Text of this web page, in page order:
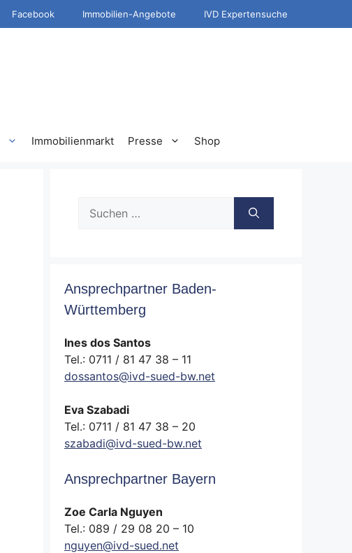
Facebook Immobilien-Angebote IVD Expertensuche
Immobilienmarkt Presse Shop
nach:
Ansprechpartner Baden-
Württemberg
Ines dos Santos
Tel.: 0711 / 81 47 38 – 11
dossantos@ivd-sued-bw.net
Eva Szabadi
Tel.: 0711 / 81 47 38 – 20
szabadi@ivd-sued-bw.net
Ansprechpartner Bayern
Zoe Carla Nguyen
Tel.: 089 / 29 08 20 – 10
nguyen@ivd-sued.net